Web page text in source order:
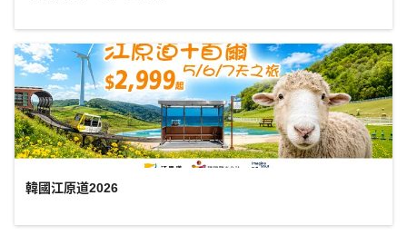
韓國江原道2026